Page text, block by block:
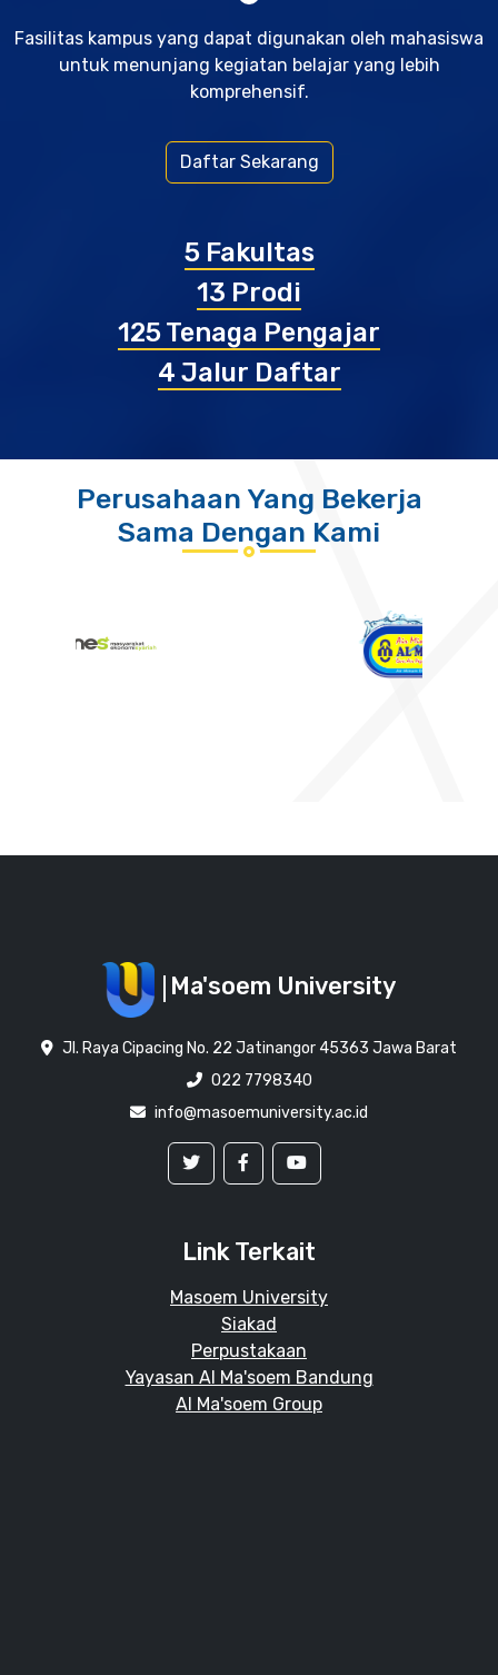
Fasilitas kampus yang dapat digunakan oleh mahasiswa
untuk menunjang kegiatan belajar yang lebih
komprehensif.
Daftar Sekarang
5Fakultas
13 Prodi
125Tenaga Pengajar
4 Jalur Daftar
Perusahaan Yang Bekerja
Sama Dengan Kami
Ma'soem University
Jl. Raya Cipacing No. 22 Jatinangor 45363 Jawa Barat
022 7798340
info@masoemuniversity.ac.id
Link Terkait
Masoem University
Siakad
Perpustakaan
Yayasan Al Ma'soem Bandung
Al Ma'soem Group